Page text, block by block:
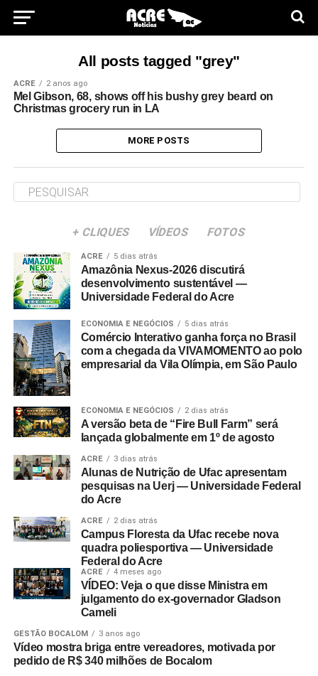
All posts tagged "grey"
ACRE 2 anos ago
Mel Gibson, 68, shows off his bushy grey beard on
Christmas grocery run in LA
MORE POSTS
+ CLIQUES VÍDEOS FOTOS
ACRE 5 dias atrás
Amazônia Nexus-2026 discutirá
desenvolvimento sustentável —
Universidade Federal do Acre
ECONOMIA E NEGÓCIOS 5 dias atrás
Comércio Interativo ganha força no Brasil
com a chegada da VIVAMOMENTO ao polo
empresarial da Vila Olímpia, em São Paulo
ECONOMIA E NEGÓCIOS 2 dias atrás
A versão beta de “Fire Bull Farm” será
lançada globalmente em 1º de agosto
ACRE 3 dias atrás
Alunas de Nutrição de Ufac apresentam
pesquisas na Uerj — Universidade Federal
do Acre
ACRE 2 dias atrás
Campus Floresta da Ufac recebe nova
quadra poliesportiva — Universidade
Federal do Acre
ACRE 4 meses ago
VÍDEO: Veja o que disse Ministra em
julgamento do ex-governador Gladson
Cameli
GESTÃO BOCALOM 3 anos ago
Vídeo mostra briga entre vereadores, motivada por
pedido de R$ 340 milhões de Bocalom